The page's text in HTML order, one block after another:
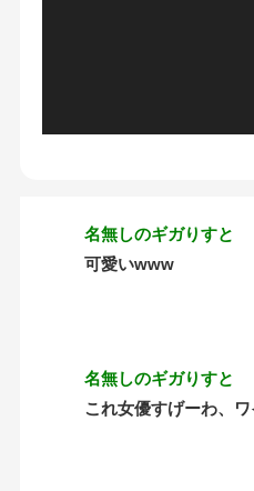
名無しのギガりすと
可愛いwww
名無しのギガりすと
これ女優すげーわ、